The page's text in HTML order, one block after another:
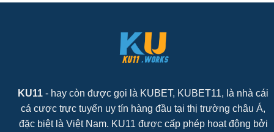
KU11 - hay còn được gọi là KUBET, KUBET11, là nhà cái
cá cược trực tuyến uy tín hàng đầu tại thị trường châu Á,
đặc biệt là Việt Nam. KU11 được cấp phép hoạt động bởi